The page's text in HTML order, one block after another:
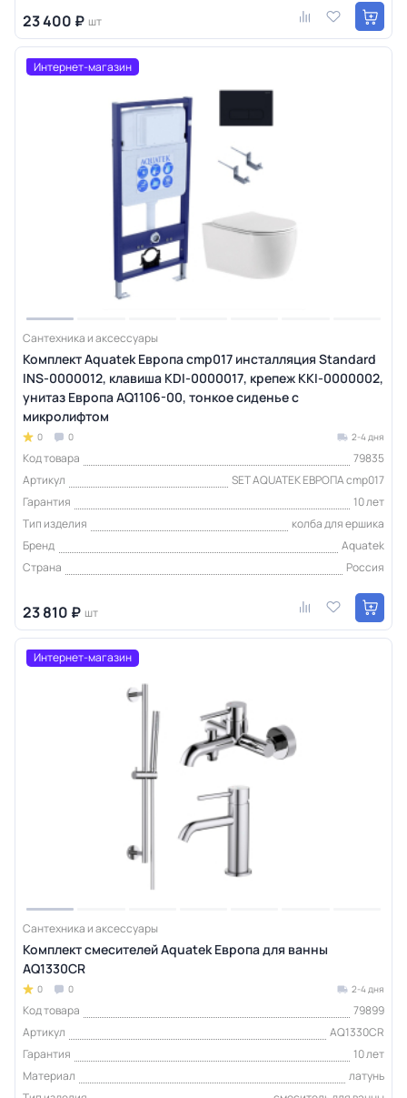
23 400 ₽ шт
Интернет-магазин
Сантехника и аксессуары
Комплект Aquatek Европа cmp017 инсталляция Standard
INS-0000012, клавиша KDI-0000017, крепеж KKI-0000002,
унитаз Европа AQ1106-00, тонкое сиденье с
микролифтом
0 0 2-4 дня
Код товара
79835
Артикул
SET AQUATEK ЕВРОПА cmp017
Гарантия
10 лет
Тип изделия
колба для ершика
Бренд
Aquatek
Страна
Россия
23 810 ₽ шт
Интернет-магазин
Сантехника и аксессуары
Комплект смесителей Aquatek Европа для ванны
AQ1330CR
0 0 2-4 дня
Код товара
79899
Артикул
AQ1330CR
Гарантия
10 лет
Материал
латунь